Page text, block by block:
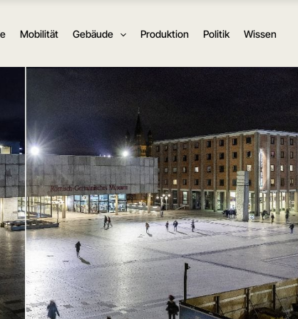
Mobilität Gebäude Produktion Politik Wissen